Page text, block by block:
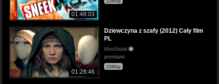
01:48:03
01:28:46
Dziewczyna z szafy (2012) Cały film
PL
KinoSwiat
premium
1080p